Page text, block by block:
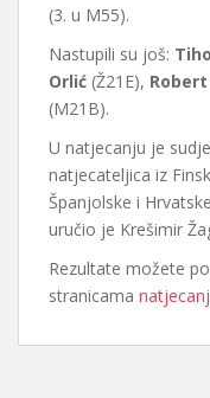
(3. u M55).
Nastupili su još:
Orlić (Ž21E),
(M21B).
U natjecanju je
natjecateljica iz
Španjolske i
uručio je Krešimir
Rezultate možete
stranicama